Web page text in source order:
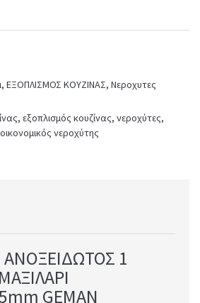
, ΕΞΟΠΛΙΣΜΟΣ ΚΟΥΖΙΝΑΣ, Νεροχυτες
, εξοπλισμός κουζίνας, νεροχύτες,
οικονομικός νεροχύτης
1
GEMAN